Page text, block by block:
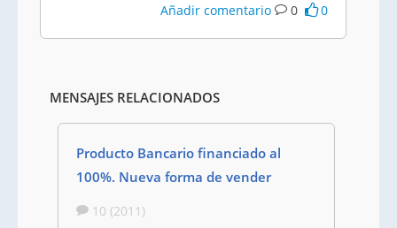
Añadir comentario 0 0
MENSAJES RELACIONADOS
Producto Bancario financiado al
100%. Nueva forma de vender
10 (2011)